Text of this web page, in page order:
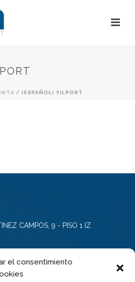
el consentimiento
/ (ESPAÑOL) YILPORT
CAMPOS, 9 - PISO 1 IZ